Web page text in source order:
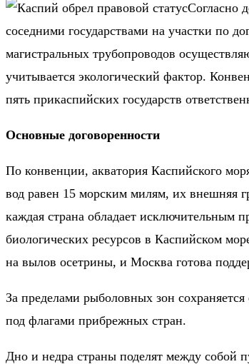
Согласно
соседними государствами на участки по
магистральных трубопроводов
учитывается экологический фактор.
пять прикаспийских государств
Основные договоренности
По конвенции, акватория Каспийского
вод равен 15 морским милям, их внешняя
каждая страна обладает исключительным
биологических ресурсов в Каспийском
на вылов осетрины, и Москва готова
За пределами рыболовных зон
под флагами прибрежных стран.
Дно и недра страны поделят между собой